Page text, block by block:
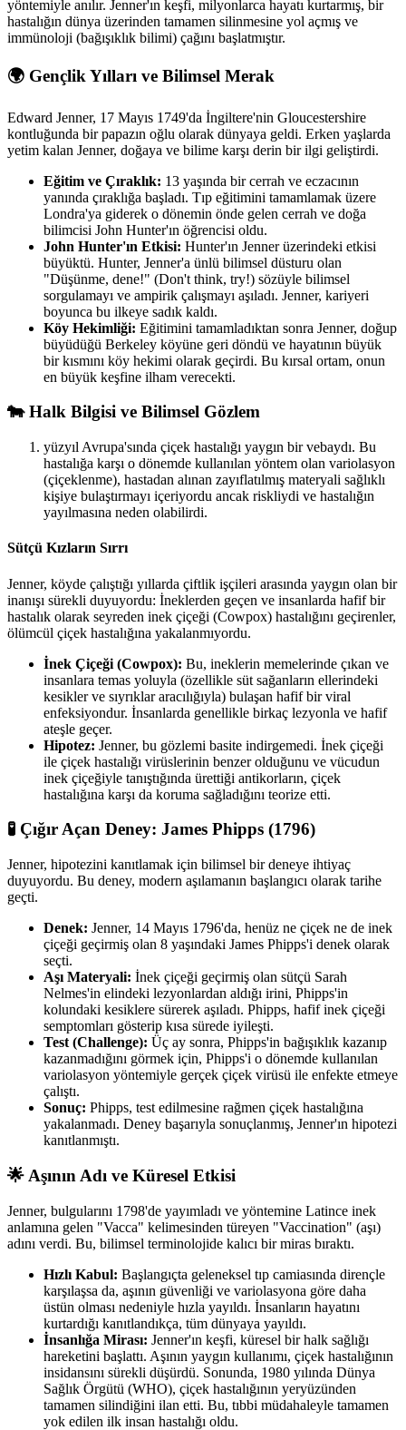
yöntemiyle anılır. Jenner'ın keşfi, milyonlarca hayatı kurtarmış, bir
hastalığın dünya üzerinden tamamen silinmesine yol açmış ve
immünoloji (bağışıklık bilimi) çağını başlatmıştır.
🌍 Gençlik Yılları ve Bilimsel Merak
Edward Jenner, 17 Mayıs 1749'da İngiltere'nin Gloucestershire
kontluğunda bir papazın oğlu olarak dünyaya geldi. Erken yaşlarda
yetim kalan Jenner, doğaya ve bilime karşı derin bir ilgi geliştirdi.
Eğitim ve Çıraklık: 13 yaşında bir cerrah ve eczacının
yanında çıraklığa başladı. Tıp eğitimini tamamlamak üzere
Londra'ya giderek o dönemin önde gelen cerrah ve doğa
bilimcisi John Hunter'ın öğrencisi oldu.
John Hunter'ın Etkisi: Hunter'ın Jenner üzerindeki etkisi
büyüktü. Hunter, Jenner'a ünlü bilimsel düsturu olan
"Düşünme, dene!" (Don't think, try!) sözüyle bilimsel
sorgulamayı ve ampirik çalışmayı aşıladı. Jenner, kariyeri
boyunca bu ilkeye sadık kaldı.
Köy Hekimliği: Eğitimini tamamladıktan sonra Jenner, doğup
büyüdüğü Berkeley köyüne geri döndü ve hayatının büyük
bir kısmını köy hekimi olarak geçirdi. Bu kırsal ortam, onun
en büyük keşfine ilham verecekti.
🐄 Halk Bilgisi ve Bilimsel Gözlem
yüzyıl Avrupa'sında çiçek hastalığı yaygın bir vebaydı. Bu
hastalığa karşı o dönemde kullanılan yöntem olan variolasyon
(çiçeklenme), hastadan alınan zayıflatılmış materyali sağlıklı
kişiye bulaştırmayı içeriyordu ancak riskliydi ve hastalığın
yayılmasına neden olabilirdi.
Sütçü Kızların Sırrı
Jenner, köyde çalıştığı yıllarda çiftlik işçileri arasında yaygın olan bir
inanışı sürekli duyuyordu: İneklerden geçen ve insanlarda hafif bir
hastalık olarak seyreden inek çiçeği (Cowpox) hastalığını geçirenler,
ölümcül çiçek hastalığına yakalanmıyordu.
İnek Çiçeği (Cowpox): Bu, ineklerin memelerinde çıkan ve
insanlara temas yoluyla (özellikle süt sağanların ellerindeki
kesikler ve sıyrıklar aracılığıyla) bulaşan hafif bir viral
enfeksiyondur. İnsanlarda genellikle birkaç lezyonla ve hafif
ateşle geçer.
Hipotez: Jenner, bu gözlemi basite indirgemedi. İnek çiçeği
ile çiçek hastalığı virüslerinin benzer olduğunu ve vücudun
inek çiçeğiyle tanıştığında ürettiği antikorların, çiçek
hastalığına karşı da koruma sağladığını teorize etti.
🧪 Çığır Açan Deney: James Phipps (1796)
Jenner, hipotezini kanıtlamak için bilimsel bir deneye ihtiyaç
duyuyordu. Bu deney, modern aşılamanın başlangıcı olarak tarihe
geçti.
Denek: Jenner, 14 Mayıs 1796'da, henüz ne çiçek ne de inek
çiçeği geçirmiş olan 8 yaşındaki James Phipps'i denek olarak
seçti.
Aşı Materyali: İnek çiçeği geçirmiş olan sütçü Sarah
Nelmes'in elindeki lezyonlardan aldığı irini, Phipps'in
kolundaki kesiklere sürerek aşıladı. Phipps, hafif inek çiçeği
semptomları gösterip kısa sürede iyileşti.
Test (Challenge): Üç ay sonra, Phipps'in bağışıklık kazanıp
kazanmadığını görmek için, Phipps'i o dönemde kullanılan
variolasyon yöntemiyle gerçek çiçek virüsü ile enfekte etmeye
çalıştı.
Sonuç: Phipps, test edilmesine rağmen çiçek hastalığına
yakalanmadı. Deney başarıyla sonuçlanmış, Jenner'ın hipotezi
kanıtlanmıştı.
🌟 Aşının Adı ve Küresel Etkisi
Jenner, bulgularını 1798'de yayımladı ve yöntemine Latince inek
anlamına gelen "Vacca" kelimesinden türeyen "Vaccination" (aşı)
adını verdi. Bu, bilimsel terminolojide kalıcı bir miras bıraktı.
Hızlı Kabul: Başlangıçta geleneksel tıp camiasında dirençle
karşılaşsa da, aşının güvenliği ve variolasyona göre daha
üstün olması nedeniyle hızla yayıldı. İnsanların hayatını
kurtardığı kanıtlandıkça, tüm dünyaya yayıldı.
İnsanlığa Mirası: Jenner'ın keşfi, küresel bir halk sağlığı
hareketini başlattı. Aşının yaygın kullanımı, çiçek hastalığının
insidansını sürekli düşürdü. Sonunda, 1980 yılında Dünya
Sağlık Örgütü (WHO), çiçek hastalığının yeryüzünden
tamamen silindiğini ilan etti. Bu, tıbbi müdahaleyle tamamen
yok edilen ilk insan hastalığı oldu.